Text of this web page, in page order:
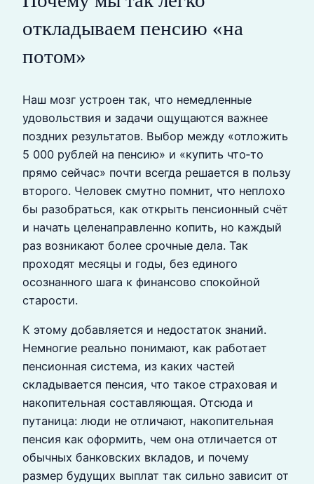
откладываем пенсию «на
потом»
Наш мозг устроен так, что немедленные
удовольствия и задачи ощущаются важнее
поздних результатов. Выбор между «отложить
5 000 рублей на пенсию» и «купить что‑то
прямо сейчас» почти всегда решается в пользу
второго. Человек смутно помнит, что неплохо
бы разобраться, как открыть пенсионный счёт
и начать целенаправленно копить, но каждый
раз возникают более срочные дела. Так
проходят месяцы и годы, без единого
осознанного шага к финансово спокойной
старости.
К этому добавляется и недостаток знаний.
Немногие реально понимают, как работает
пенсионная система, из каких частей
складывается пенсия, что такое страховая и
накопительная составляющая. Отсюда и
путаница: люди не отличают, накопительная
пенсия как оформить, чем она отличается от
обычных банковских вкладов, и почему
размер будущих выплат так сильно зависит от